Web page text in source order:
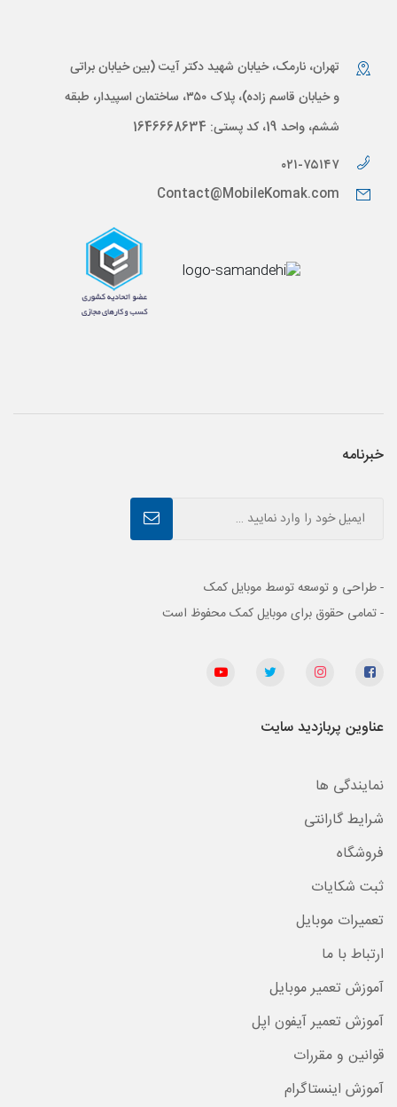
تهران، نارمک، خیابان شهید دکتر آیت (بین خیابان براتی
و خیابان قاسم زاده)، پلاک ۳۵۰، ساختمان اسپیدار، طبقه
ششم، واحد 19، کد پستی: 1646668634
۰۲۱-۷۵۱۴۷
Contact@MobileKomak.com
خبرنامه
- طراحی و توسعه توسط موبایل کمک
- تمامی حقوق برای موبایل کمک محفوظ است
عناوین پربازدید سایت
نمایندگی ها
شرایط گارانتی
فروشگاه
ثبت شکایات
تعمیرات موبایل
ارتباط با ما
آموزش تعمیر موبایل
آموزش تعمیر آیفون اپل
قوانین و مقررات
آموزش اینستاگرام